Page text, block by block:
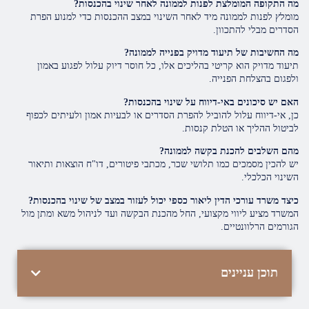
מה התקופה המומלצת לפנות לממונה לאחר שינוי בהכנסות?
מומלץ לפנות לממונה מיד לאחר השינוי במצב ההכנסות כדי למנוע הפרת
הסדרים מבלי להתכוון.
מה החשיבות של תיעוד מדויק בפנייה לממונה?
תיעוד מדויק הוא קריטי בהליכים אלו, כל חוסר דיוק עלול לפגוע באמון
ולפגום בהצלחת הפנייה.
האם יש סיכונים באי-דיווח על שינוי בהכנסות?
כן, אי-דיווח עלול להוביל להפרת הסדרים או לבעיות אמון ולעיתים לכפוף
לביטול ההליך או הטלת קנסות.
מהם השלבים להכנת בקשה לממונה?
יש להכין מסמכים כמו תלושי שכר, מכתבי פיטורים, דו"ח הוצאות ותיאור
השינוי הכלכלי.
כיצד משרד עורכי הדין ליאור כספי יכול לעזור במצב של שינוי בהכנסות?
המשרד מציע ליווי מקצועי, החל מהכנת הבקשה ועד לניהול משא ומתן מול
הגורמים הרלוונטיים.
תוכן עניינים